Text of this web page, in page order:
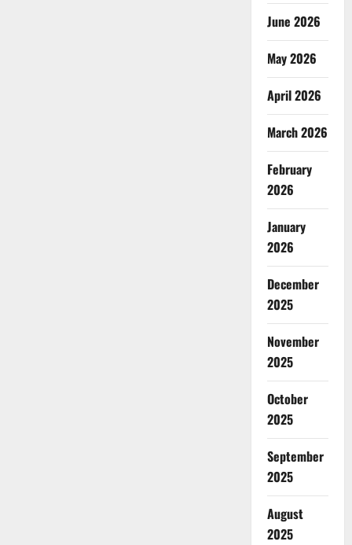
June 2026
May 2026
April 2026
March 2026
February
2026
January
2026
December
2025
November
2025
October
2025
September
2025
August
2025